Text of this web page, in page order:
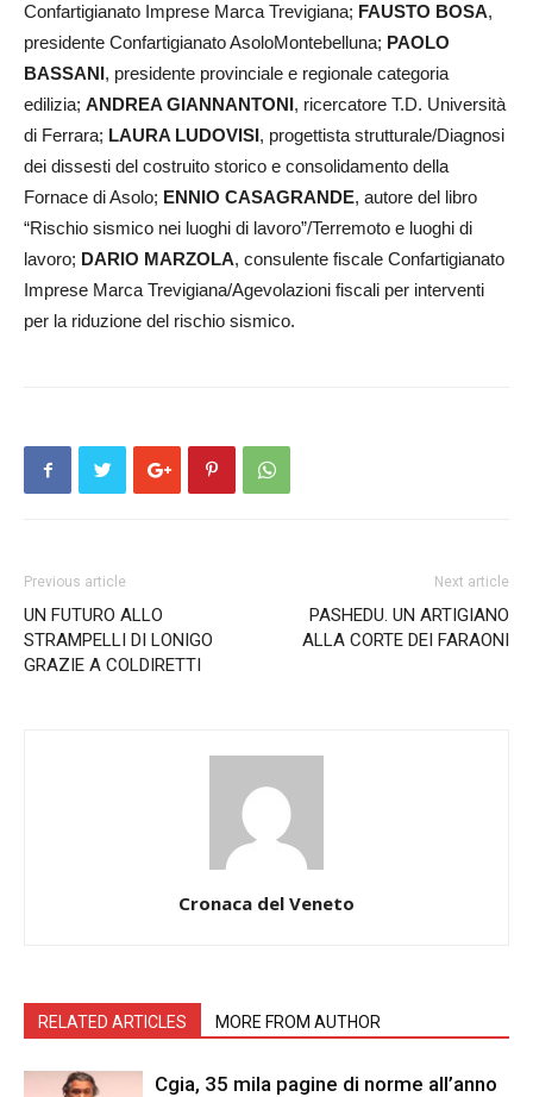
Confartigianato Imprese Marca Trevigiana; FAUSTO BOSA,
presidente Confartigianato AsoloMontebelluna; PAOLO
BASSANI, presidente provinciale e regionale categoria
edilizia; ANDREA GIANNANTONI, ricercatore T.D. Università
di Ferrara; LAURA LUDOVISI, progettista strutturale/Diagnosi
dei dissesti del costruito storico e consolidamento della
Fornace di Asolo; ENNIO CASAGRANDE, autore del libro
“Rischio sismico nei luoghi di lavoro”/Terremoto e luoghi di
lavoro; DARIO MARZOLA, consulente fiscale Confartigianato
Imprese Marca Trevigiana/Agevolazioni fiscali per interventi
per la riduzione del rischio sismico.
Previous article
UN FUTURO ALLO
STRAMPELLI DI LONIGO
GRAZIE A COLDIRETTI
Next article
PASHEDU. UN ARTIGIANO
ALLA CORTE DEI FARAONI
Cronaca del Veneto
RELATED ARTICLES MORE FROM AUTHOR
Cgia, 35 mila pagine di norme all’anno